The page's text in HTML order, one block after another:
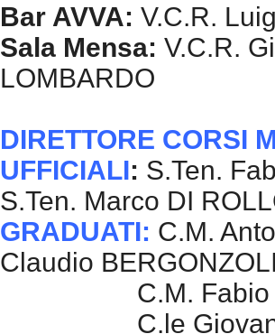
Bar AVVA: V.C.R.
Sala Mensa: V.C.R.
LOMBARDO
DIRETTORE CORSI
UFFICIALI: S.Ten.
S.Ten. Marco DI
GRADUATI: C.M.
Claudio
C.M.
C.le Giovanni